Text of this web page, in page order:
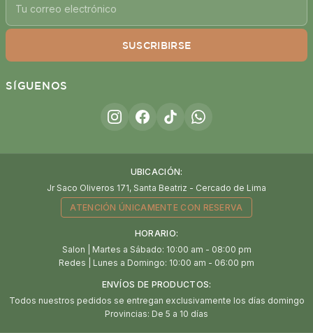
SUSCRIBIRSE
SÍGUENOS
UBICACIÓN:
Jr Saco Oliveros 171, Santa Beatriz - Cercado de Lima
ATENCIÓN ÚNICAMENTE CON RESERVA
HORARIO:
Salon | Martes a Sábado: 10:00 am - 08:00 pm
Redes | Lunes a Domingo: 10:00 am - 06:00 pm
ENVÍOS DE PRODUCTOS:
Todos nuestros pedidos se entregan exclusivamente los días domingo
Provincias: De 5 a 10 días